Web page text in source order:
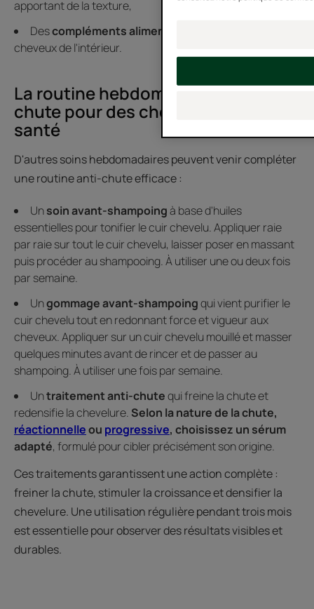
apportant de la texture,
Descompléments alimentaires
cheveux de l'intérieur.
La routine hebdomadaire anti-
chute pour des cheveux en pleine
santé
D'autres soins hebdomadaires peuvent venir compléter
une routine anti-chute efficace :
Unsoin avant-shampoingà base d'huiles
essentielles pour tonifier le cuir chevelu. Appliquer raie
par raie sur tout le cuir chevelu, laisser poser en massant
puis procéder au shampooing. À utiliser une ou deux fois
par semaine.
Ungommage avant-shampoingqui vient purifier le
cuir chevelu tout en redonnant force et vigueur aux
cheveux. Appliquer sur un cuir chevelu mouillé et masser
quelques minutes avant de rincer et de passer au
shampoing. À utiliser une fois par semaine.
Untraitement anti-chutequi freine la chute et
redensifie la chevelure. Selon la nature de la chute,
réactionnelleou progressive, choisissez un sérum
adapté, formulé pour cibler précisément son origine.
Ces traitements garantissent une action complète :
freiner la chute, stimuler la croissance et densifier la
chevelure. Une utilisation régulière pendant trois mois
est essentielle pour observer des résultats visibles et
durables.